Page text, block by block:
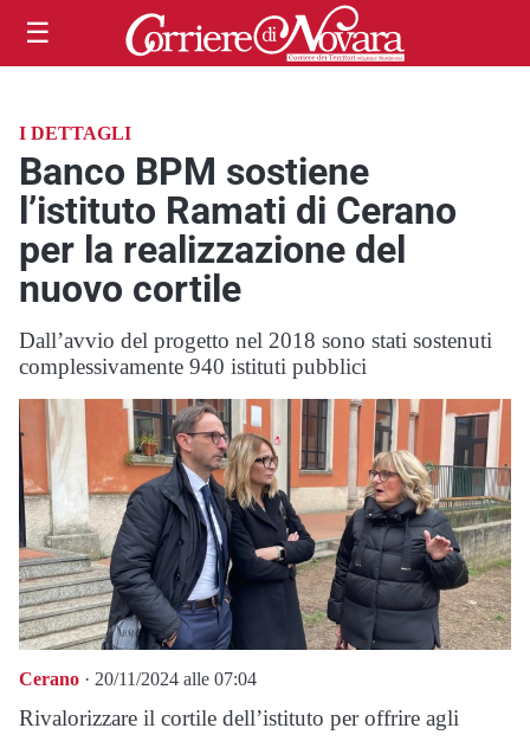
☰
I DETTAGLI
Banco BPM sostiene
l’istituto Ramati di Cerano
per la realizzazione del
nuovo cortile
Dall’avvio del progetto nel 2018 sono stati sostenuti
complessivamente 940 istituti pubblici
Cerano · 20/11/2024 alle 07:04
Rivalorizzare il cortile dell’istituto per offrire agli